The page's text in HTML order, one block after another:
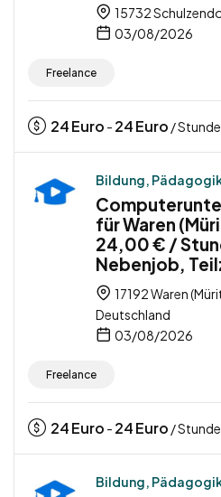
15732
03/08/2026
Freelance
24Euro - 24Euro / Stunde
Bildung,
für Waren
24,00 € /
Nebenjob,
17192 Waren
Deutschland
03/08/2026
Freelance
24Euro - 24Euro / Stunde
Bildung,